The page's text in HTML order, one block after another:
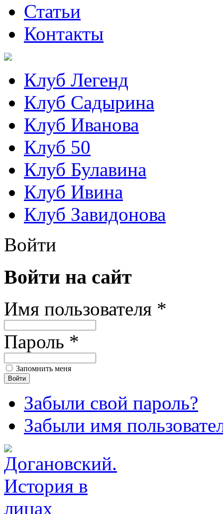
Статьи
Контакты
Клуб Легенд
Клуб Садырина
Клуб Иванова
Клуб 50
Клуб Булавина
Клуб Ивина
Клуб Завидонова
Войти
Войти на сайт
Имя пользователя *
Пароль *
Запомнить меня
Забыли свой пароль?
Забыли имя